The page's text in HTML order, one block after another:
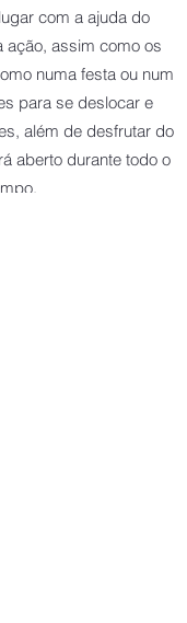
com a ajuda do
ação, assim como os
numa festa ou num
para se deslocar e
além de desfrutar do
aberto durante todo o